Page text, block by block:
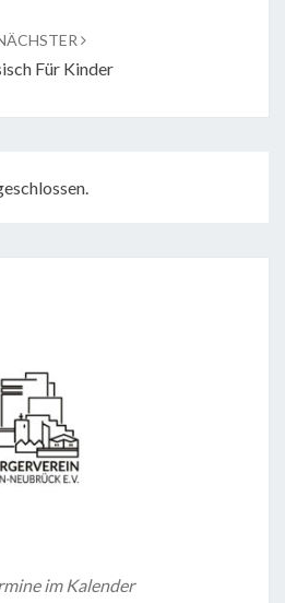
Für Kinder
im Kalender